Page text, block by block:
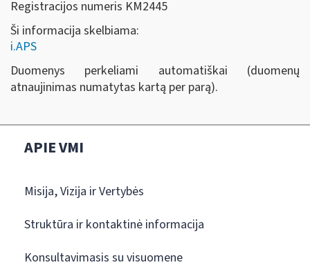
Registracijos numeris KM2445
Ši informacija skelbiama:
i.APS
Duomenys perkeliami automatiškai (duomenų
atnaujinimas numatytas kartą per parą).
APIE VMI
Misija, Vizija ir Vertybės
Struktūra ir kontaktinė informacija
Konsultavimasis su visuomene